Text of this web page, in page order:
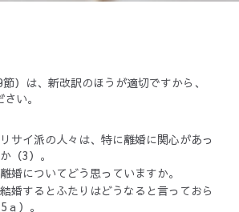
）は、新改訳のほうが適切ですから、
い。
サイ派の人々は、特に離婚に関心があっ
（3）。
婚についてどう思っていますか。
婚するとふたりはどうなると言っておら
）。